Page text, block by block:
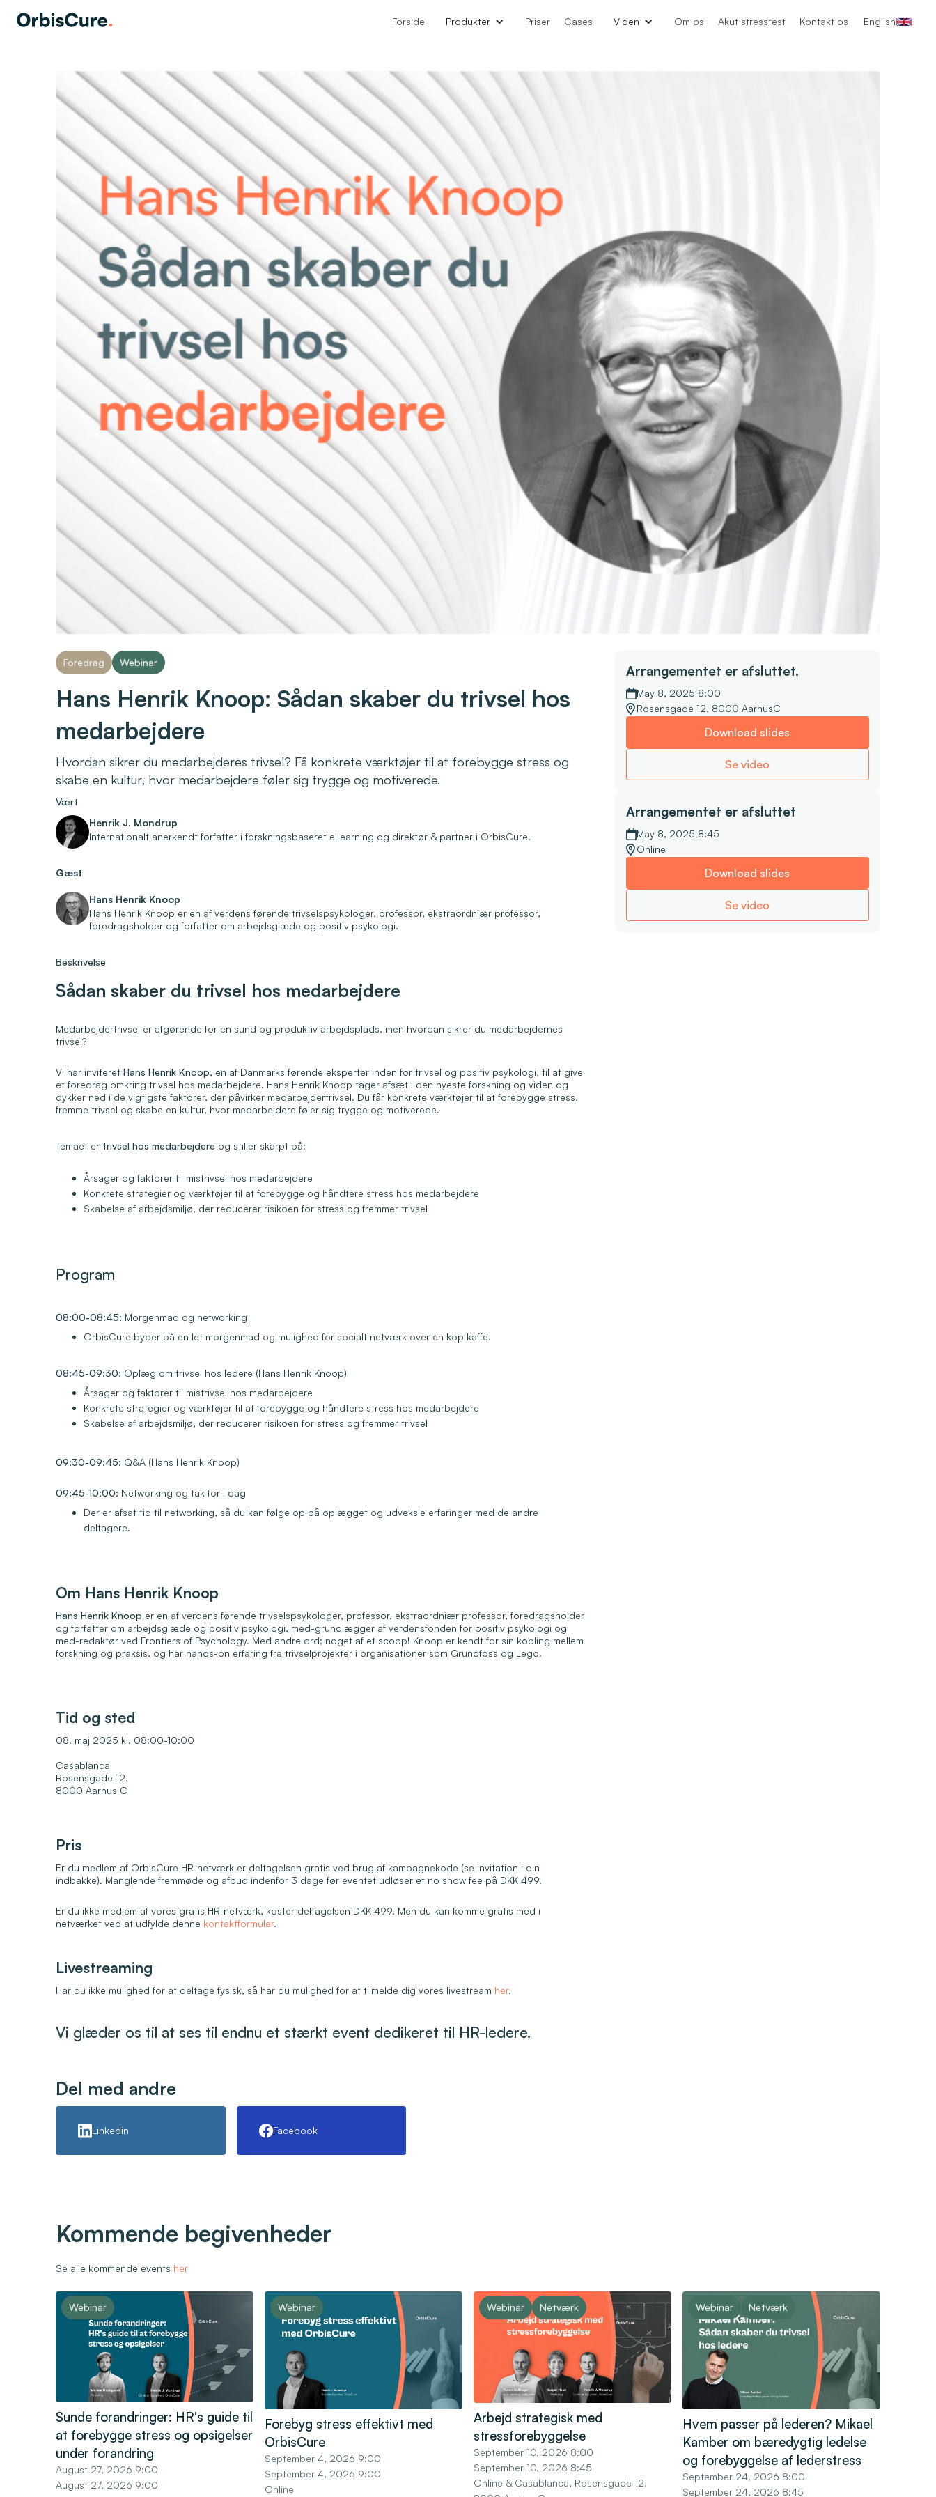
Forside Produkter Priser Cases Viden Om os Akut stresstest Kontakt os English
Foredrag Webinar
Hans Henrik Knoop: Sådan skaber du trivsel hos
medarbejdere
Hvordan sikrer du medarbejderes trivsel? Få konkrete værktøjer til at forebygge stress og
skabe en kultur, hvor medarbejdere føler sig trygge og motiverede.
Vært
Henrik J. Mondrup
Internationalt anerkendt forfatter i forskningsbaseret eLearning og direktør & partner i OrbisCure.
Gæst
Hans Henrik Knoop
Hans Henrik Knoop er en af verdens førende trivselspsykologer, professor, ekstraordniær professor,
foredragsholder og forfatter om arbejdsglæde og positiv psykologi.
Beskrivelse
Sådan skaber du trivsel hos medarbejdere
Medarbejdertrivsel er afgørende for en sund og produktiv arbejdsplads, men hvordan sikrer du medarbejdernes
trivsel?
Vi har inviteret Hans Henrik Knoop, en af Danmarks førende eksperter inden for trivsel og positiv psykologi, til at give
et foredrag omkring trivsel hos medarbejdere. Hans Henrik Knoop tager afsæt i den nyeste forskning og viden og
dykker ned i de vigtigste faktorer, der påvirker medarbejdertrivsel. Du får konkrete værktøjer til at forebygge stress,
fremme trivsel og skabe en kultur, hvor medarbejdere føler sig trygge og motiverede.
Temaet er trivsel hos medarbejdere og stiller skarpt på:
Årsager og faktorer til mistrivsel hos medarbejdere
Konkrete strategier og værktøjer til at forebygge og håndtere stress hos medarbejdere
Skabelse af arbejdsmiljø, der reducerer risikoen for stress og fremmer trivsel
Program
08:00-08:45: Morgenmad og networking
OrbisCure byder på en let morgenmad og mulighed for socialt netværk over en kop kaffe.
08:45-09:30: Oplæg om trivsel hos ledere (Hans Henrik Knoop)
Årsager og faktorer til mistrivsel hos medarbejdere
Konkrete strategier og værktøjer til at forebygge og håndtere stress hos medarbejdere
Skabelse af arbejdsmiljø, der reducerer risikoen for stress og fremmer trivsel
09:30-09:45: Q&A (Hans Henrik Knoop)
09:45-10:00: Networking og tak for i dag
Der er afsat tid til networking, så du kan følge op på oplægget og udveksle erfaringer med de andre
deltagere.
Om Hans Henrik Knoop
Hans Henrik Knoop er en af verdens førende trivselspsykologer, professor, ekstraordniær professor, foredragsholder
og forfatter om arbejdsglæde og positiv psykologi, med-grundlægger af verdensfonden for positiv psykologi og
med-redaktør ved Frontiers of Psychology. Med andre ord; noget af et scoop! Knoop er kendt for sin kobling mellem
forskning og praksis, og har hands-on erfaring fra trivselprojekter i organisationer som Grundfoss og Lego.
Tid og sted
08. maj 2025 kl. 08:00-10:00
Casablanca
Rosensgade 12,
8000 Aarhus C
Pris
Er du medlem af OrbisCure HR-netværk er deltagelsen gratis ved brug af kampagnekode (se invitation i din
indbakke). Manglende fremmøde og afbud indenfor 3 dage før eventet udløser et no show fee på DKK 499.
Er du ikke medlem af vores gratis HR-netværk, koster deltagelsen DKK 499. Men du kan komme gratis med i
netværket ved at udfylde denne kontaktformular.
Livestreaming
Har du ikke mulighed for at deltage fysisk, så har du mulighed for at tilmelde dig vores livestream her.
Vi glæder os til at ses til endnu et stærkt event dedikeret til HR-ledere.
Arrangementet er afsluttet.
May 8, 2025 8:00
Rosensgade 12, 8000 AarhusC
Download slides
Se video
Arrangementet er afsluttet
May 8, 2025 8:45
Online
Download slides
Se video
Del med andre
Linkedin Facebook
Kommende begivenheder
Se alle kommende events her
Webinar
Sunde forandringer: HR's guide til
at forebygge stress og opsigelser
under forandring
August 27, 2026 9:00
August 27, 2026 9:00
Webinar
Forebyg stress effektivt med
OrbisCure
September 4, 2026 9:00
September 4, 2026 9:00
Online
Webinar Netværk
Arbejd strategisk med
stressforebyggelse
September 10, 2026 8:00
September 10, 2026 8:45
Online & Casablanca, Rosensgade 12,
Webinar Netværk
Hvem passer på lederen? Mikael
Kamber om bæredygtig ledelse
og forebyggelse af lederstress
September 24, 2026 8:00
September 24, 2026 8:45